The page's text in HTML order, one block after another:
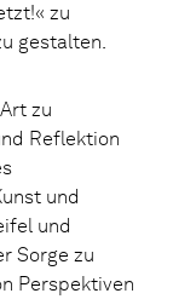
zu
gestalten.
zu
Reflektion
und
und
Sorge zu
Perspektiven